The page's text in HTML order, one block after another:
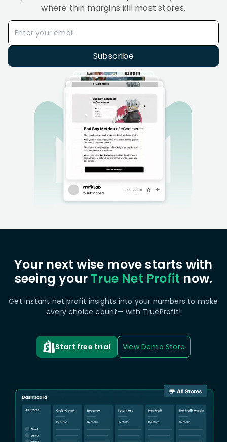
where thin margins kill most stores.
Subscribe
Your next wise move starts with
seeing your True Net Profit now.
Get instant net profit insights into your numbers to make
every choice count— with TrueProfit!
Start free trial View Demo Store